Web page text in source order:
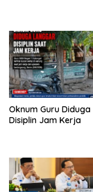
Oknum Guru
Disiplin Jam Kerja